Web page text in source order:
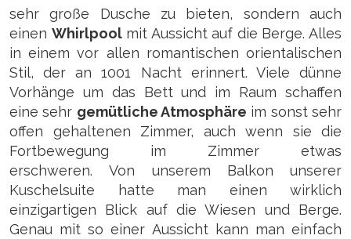
sehr große Dusche zu bieten, sondern auch
einen Whirlpoolmit Aussicht auf die Berge. Alles
in einem vor allen romantischen orientalischen
Stil, der an 1001 Nacht erinnert. Viele dünne
Vorhänge um das Bett und im Raum schaffen
eine sehr gemütliche Atmosphäre im sonst sehr
offen gehaltenen Zimmer, auch wenn sie die
Fortbewegung im Zimmer etwas
erschweren.
Von unserem Balkon unserer
Kuschelsuite hatte man einen wirklich
einzigartigen Blick auf die Wiesen und Berge.
Genau mit so einer Aussicht kann man einfach